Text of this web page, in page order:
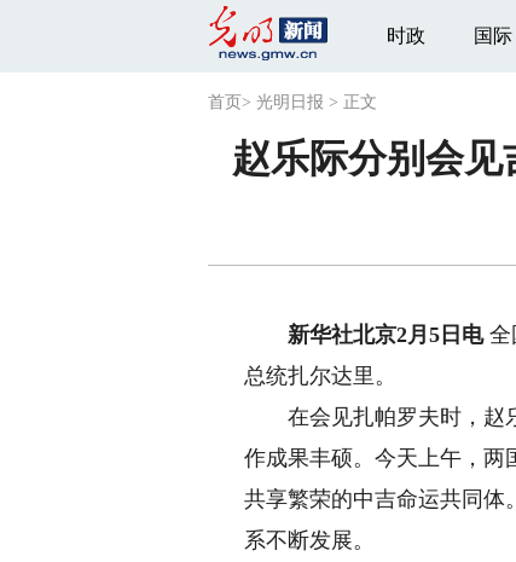
时政 国际
首页 > 光明日报 > 正文
赵乐际分别会
新华社北京2月5日电全
总统扎尔达里。
在会见扎帕罗夫时，赵乐
作成果丰硕。今天上午，两
共享繁荣的中吉命运共同体
系不断发展。